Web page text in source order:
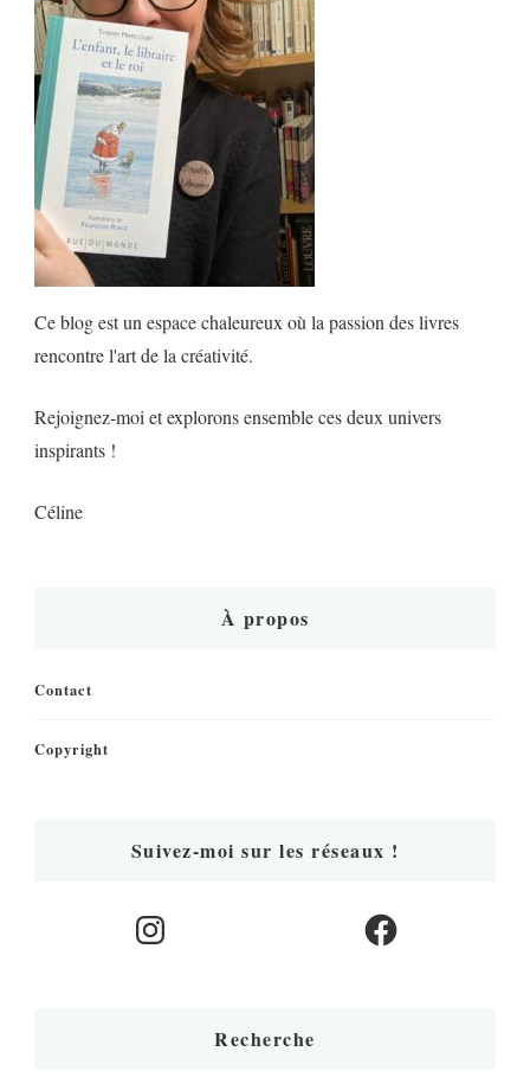
Ce blog est un espace chaleureux où la passion des livres
rencontre l'art de la créativité.
Rejoignez-moi et explorons ensemble ces deux univers
inspirants !
Céline
À propos
Contact
Copyright
Suivez-moi sur les réseaux !
Instagram Facebook
Recherche